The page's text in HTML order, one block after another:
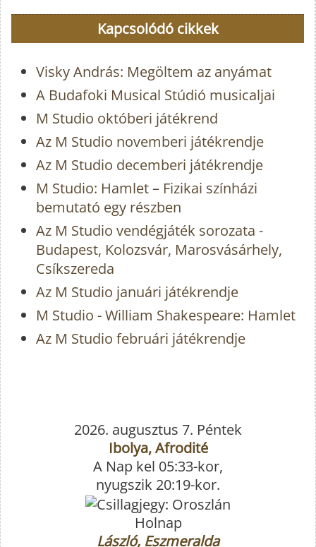
Kapcsolódó cikkek
Visky András: Megöltem az anyámat
A Budafoki Musical Stúdió musicaljai
M Studio októberi játékrend
Az M Studio novemberi játékrendje
Az M Studio decemberi játékrendje
M Studio: Hamlet – Fizikai színházi
bemutató egy részben
Az M Studio vendégjáték sorozata -
Budapest, Kolozsvár, Marosvásárhely,
Csíkszereda
Az M Studio januári játékrendje
M Studio - William Shakespeare: Hamlet
Az M Studio februári játékrendje
2026. augusztus 7. Péntek
Ibolya, Afrodité
A Nap kel 05:33-kor,
nyugszik 20:19-kor.
Holnap
László, Eszmeralda